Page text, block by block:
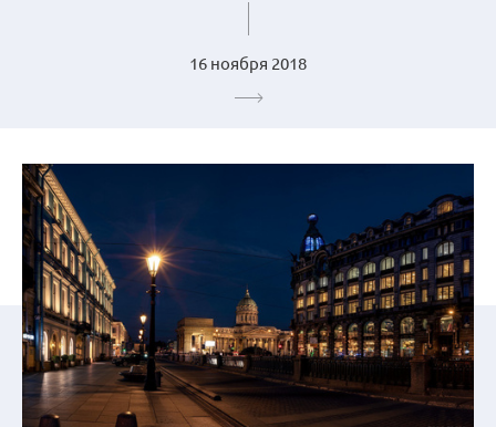
16 ноября 2018